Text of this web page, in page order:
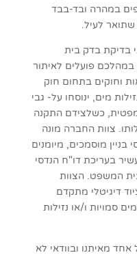
במהרה ובד-בבד
שתואר לעיל.
בדיקת בדק בית
במהלכם פועלים לאיתור
וחוקים בתחום חוק
מים, ינוסחו על- גבי
כשלצידם התקנה
צוות החברה מונה
בניין מוסמכים, מיומנים
בעריכת דו"ח הנדסי
המשפט. הצוות
דיגיטלי מתקדם
סמויות ו/או נזילות
מאיתנו ובוודאי לא